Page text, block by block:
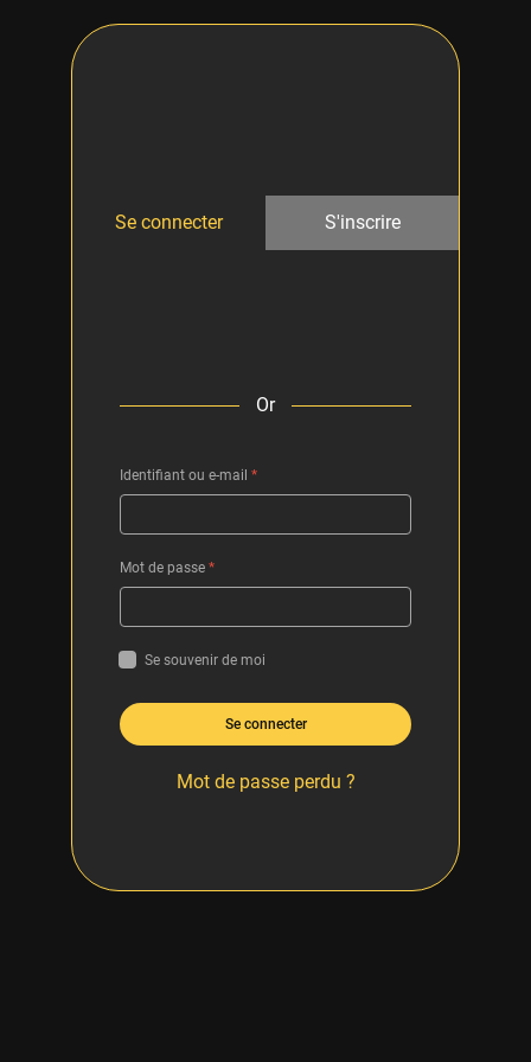
Se connecter S'inscrire
Or
Identifiant ou e-mail *
Mot de passe *
Se souvenir de moi
Se connecter
Mot de passe perdu ?